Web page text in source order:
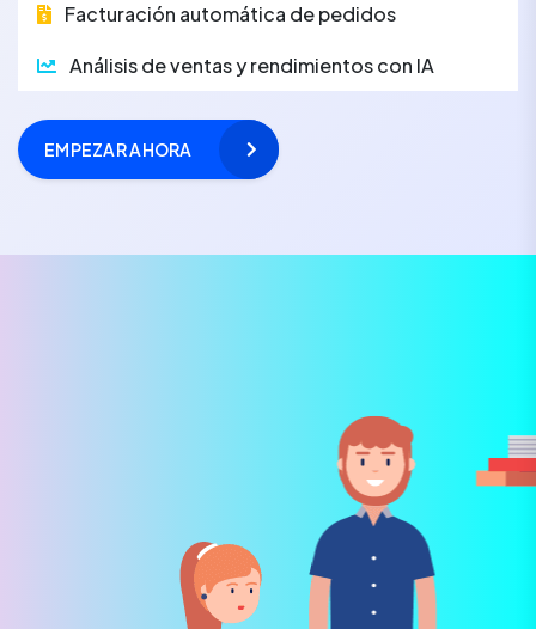
Facturación automática de pedidos
Análisis de ventas y rendimientos con IA
EMPEZAR AHORA